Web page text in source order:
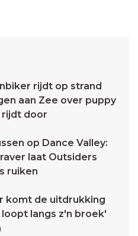
rijdt op strand
aan Zee over puppy
rijdt door
op Dance Valley:
laat Outsiders
ruiken
komt de uitdrukking
langs z'n broek'